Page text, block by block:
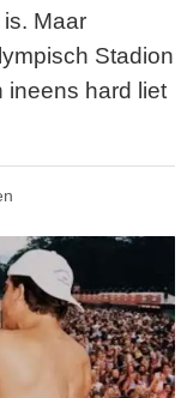
Maar
Stadion
ineens hard liet